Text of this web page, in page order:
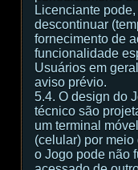
Licenciante
descontinuar
fornecimento de
funcionalidade
Usuários em
aviso prévio.
5.4. O design do
técnico são
um terminal
(celular) por
o Jogo pode não